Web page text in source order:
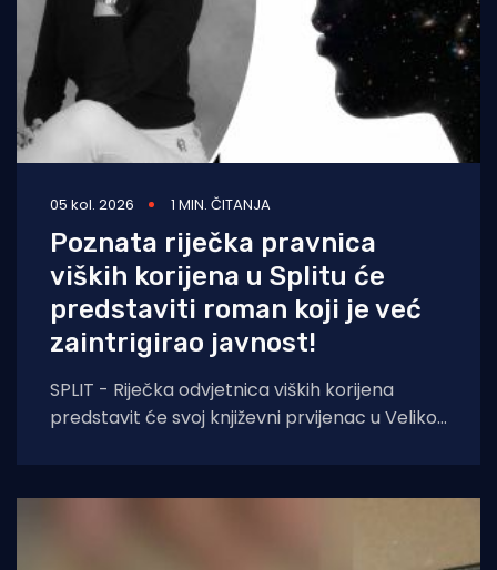
05 kol. 2026 1 MIN. ČITANJA
Poznata riječka pravnica
viških korijena u Splitu će
predstaviti roman koji je već
zaintrigirao javnost!
SPLIT - Riječka odvjetnica viških korijena
predstavit će svoj književni prvijenac u Velikoj